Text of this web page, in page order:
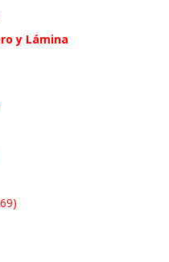
y Lámina